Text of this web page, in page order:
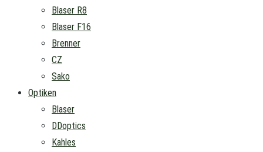
Blaser R8
Blaser F16
Brenner
CZ
Sako
Optiken
Blaser
DDoptics
Kahles